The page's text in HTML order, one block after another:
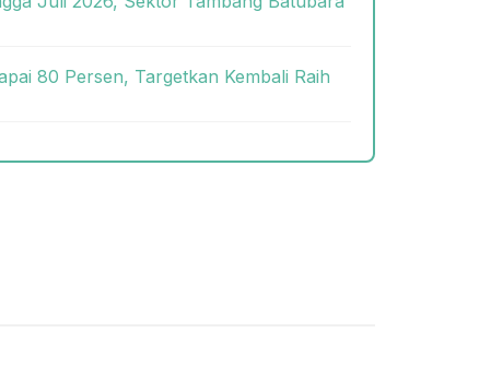
80 Persen, Targetkan Kembali Raih